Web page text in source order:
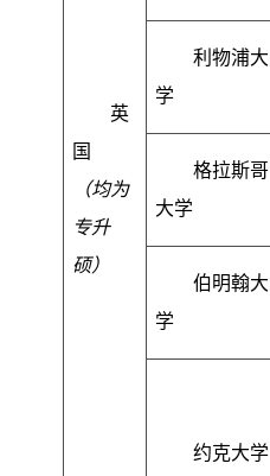
英
国
（均为
专升
硕）
利物浦大
学
格拉斯哥
大学
伯明翰大
学
约克大学